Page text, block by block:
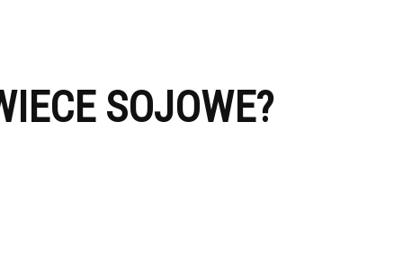
SOJOWE?